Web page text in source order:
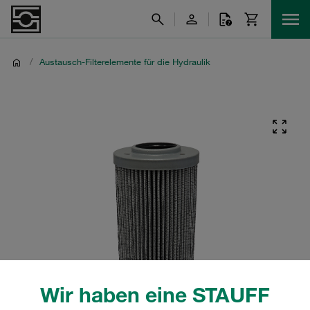
Wir haben eine STAUFF
/ Austausch-Filterelemente für die Hydraulik